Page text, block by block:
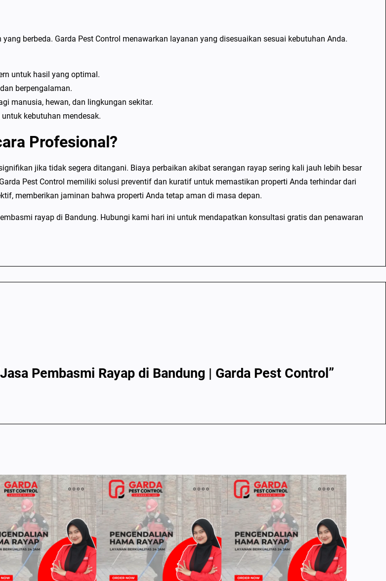
berbeda. Garda Pest Control menawarkan layanan yang disesuaikan sesuai kebutuhan Anda.
untuk hasil yang optimal.
berpengalaman.
manusia, hewan, dan lingkungan sekitar.
kebutuhan mendesak.
Profesional?
jika tidak segera ditangani. Biaya perbaikan akibat serangan rayap sering kali jauh lebih besar
Pest Control memiliki solusi preventif dan kuratif untuk memastikan properti Anda terhindar dari
memberikan jaminan bahwa properti Anda tetap aman di masa depan.
rayap di Bandung. Hubungi kami hari ini untuk mendapatkan konsultasi gratis dan penawaran
Pembasmi Rayap di Bandung | Garda Pest Control”